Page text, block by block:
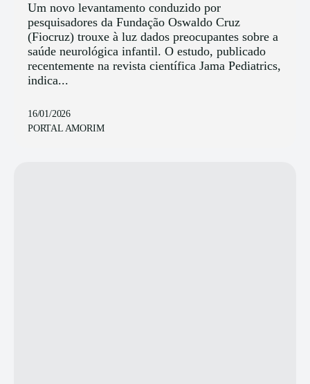
Um novo levantamento conduzido por
pesquisadores da Fundação Oswaldo Cruz
(Fiocruz) trouxe à luz dados preocupantes sobre a
saúde neurológica infantil. O estudo, publicado
recentemente na revista científica Jama Pediatrics,
indica...
16/01/2026
PORTAL AMORIM